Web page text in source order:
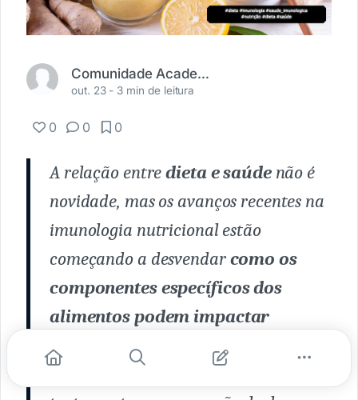
Comunidade Academia Médica
out. 23 - 3 min de leitura
0 0 0
A relação entredieta e saúdenão é
novidade, mas os avanços recentes na
imunologia nutricional estão
começando a desvendarcomo os
componentes específicos dos
alimentos podem impactar
diretamente o sistema